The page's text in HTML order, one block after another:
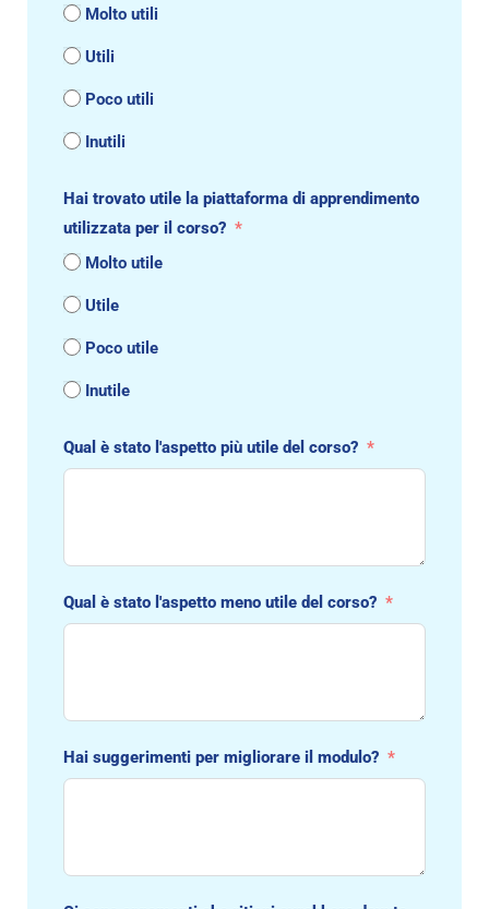
Molto utili
Utili
Poco utili
Inutili
Hai trovato utile la piattaforma di apprendimento
utilizzata per il corso?
Molto utile
Utile
Poco utile
Inutile
Qual è stato l'aspetto più utile del corso?
Qual è stato l'aspetto meno utile del corso?
Hai suggerimenti per migliorare il modulo?